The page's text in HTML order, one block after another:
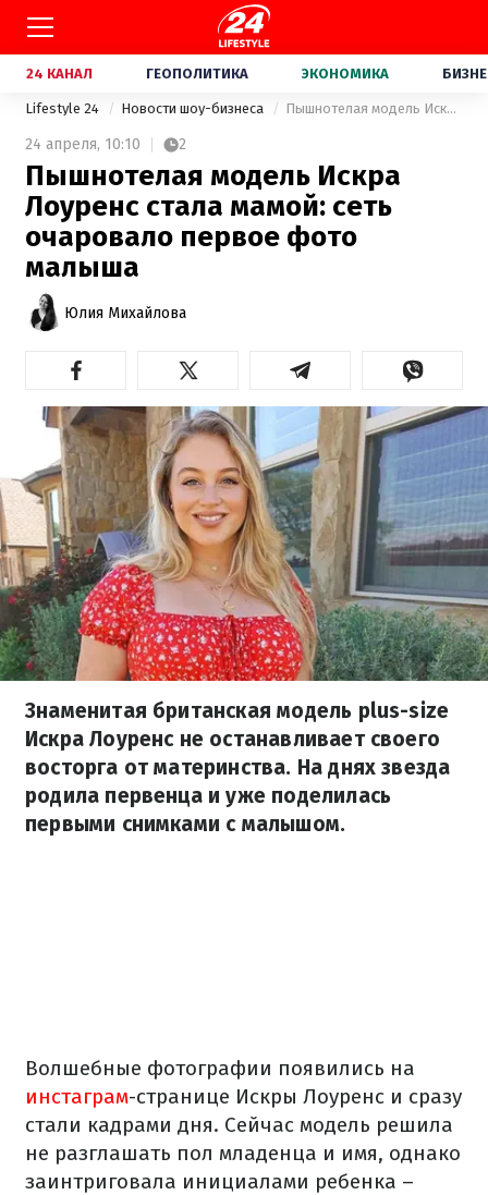
24 КАНАЛ ГЕОПОЛИТИКА ЭКОНОМИКА
Lifestyle 24 Новости шоу-бизнеса Пышнотелая модель Искра Лоуренс стала мамой: сеть очаровало первое фото малыша
24 апреля, 10:10 2
Пышнотелая модель Искра
Лоуренс стала мамой: сеть
очаровало первое фото
малыша
Юлия Михайлова
Знаменитая британская модель plus-size
Искра Лоуренс не останавливает своего
восторга от материнства. На днях звезда
родила первенца и уже поделилась
первыми снимками с малышом.
Волшебные фотографии появились на
инстаграм-странице Искры Лоуренс и сразу
стали кадрами дня. Сейчас модель решила
не разглашать пол младенца и имя, однако
заинтриговала инициалами ребенка –